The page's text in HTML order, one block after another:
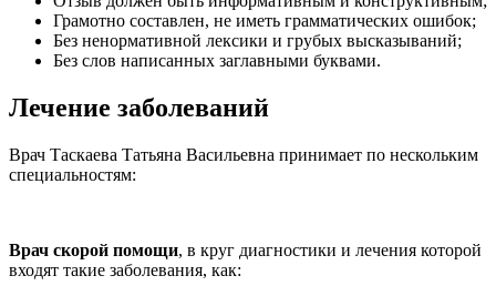
Грамотно составлен, не иметь грамматических ошибок;
Без ненормативной лексики и грубых высказываний;
Без слов написанных заглавными буквами.
Лечение заболеваний
Врач Таскаева Татьяна Васильевна принимает по нескольким
специальностям:
Врач скорой помощи, в круг диагностики и лечения которой
входят такие заболевания, как: